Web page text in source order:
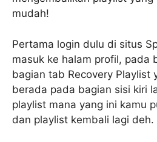
mudah!
Pertama login dulu di situs
masuk ke halam profil, pada
bagian tab Recovery Playlist
berada pada bagian sisi kiri
playlist mana yang ini kamu
dan playlist kembali lagi deh.